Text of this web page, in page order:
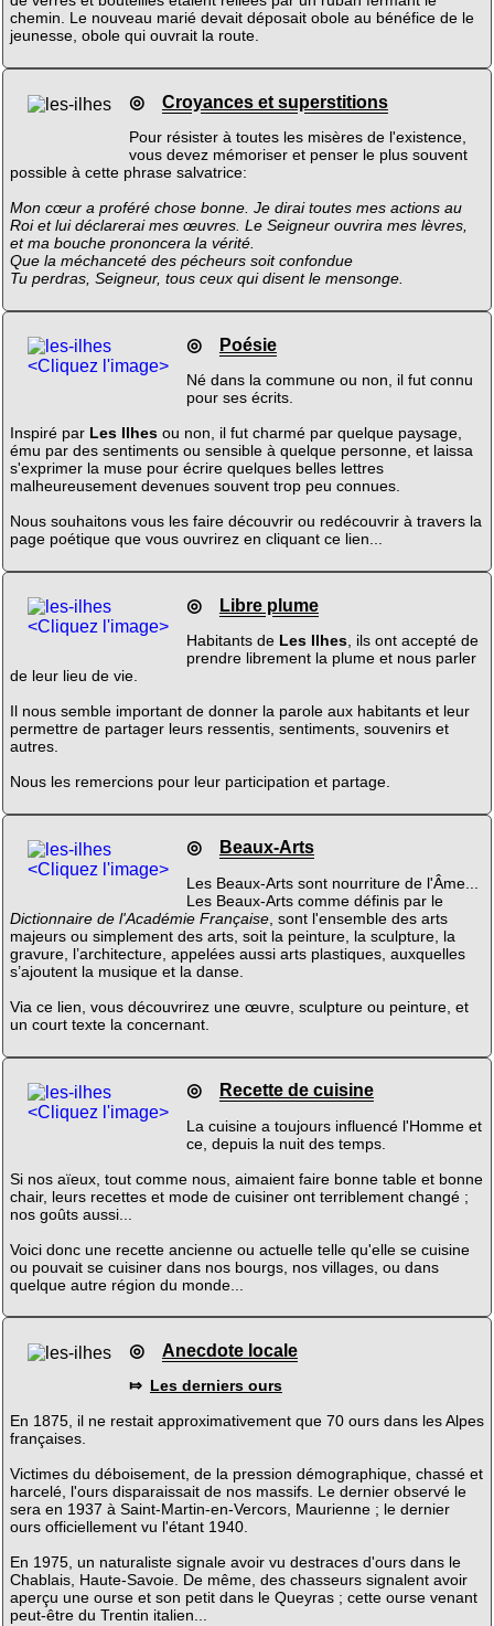
chemin. Le nouveau marié devait déposait obole au bénéfice de le
jeunesse, obole qui ouvrait la route.
◎ Croyances et superstitions
Pour résister à toutes les misères de l'existence,
vous devez mémoriser et penser le plus souvent
possible à cette phrase salvatrice:
Mon cœur a proféré chose bonne. Je dirai toutes mes actions au
Roi et lui déclarerai mes œuvres. Le Seigneur ouvrira mes lèvres,
et ma bouche prononcera la vérité.
Que la méchanceté des pécheurs soit confondue
Tu perdras, Seigneur, tous ceux qui disent le mensonge.
<Cliquez l'image>
◎ Poésie
Né dans la commune ou non, il fut connu
pour ses écrits.
Inspiré par Les Ilhesou non, il fut charmé par quelque paysage,
ému par des sentiments ou sensible à quelque personne, et laissa
s'exprimer la muse pour écrire quelques belles lettres
malheureusement devenues souvent trop peu connues.
Nous souhaitons vous les faire découvrir ou redécouvrir à travers la
page poétique que vous ouvrirez en cliquant ce lien...
<Cliquez l'image>
◎ Libre plume
Habitants de Les Ilhes, ils ont accepté de
prendre librement la plume et nous parler
de leur lieu de vie.
Il nous semble important de donner la parole aux habitants et leur
permettre de partager leurs ressentis, sentiments, souvenirs et
autres.
Nous les remercions pour leur participation et partage.
<Cliquez l'image>
◎ Beaux-Arts
Les Beaux-Arts sont nourriture de l'Âme...
Les Beaux-Arts comme définis par le
Dictionnaire de l'Académie Française, sont l'ensemble des arts
majeurs ou simplement des arts, soit la peinture, la sculpture, la
gravure, l’architecture, appelées aussi arts plastiques, auxquelles
s’ajoutent la musique et la danse.
Via ce lien, vous découvrirez une œuvre, sculpture ou peinture, et
un court texte la concernant.
<Cliquez l'image>
◎ Recette de cuisine
La cuisine a toujours influencé l'Homme et
ce, depuis la nuit des temps.
Si nos aïeux, tout comme nous, aimaient faire bonne table et bonne
chair, leurs recettes et mode de cuisiner ont terriblement changé ;
nos goûts aussi...
Voici donc une recette ancienne ou actuelle telle qu'elle se cuisine
ou pouvait se cuisiner dans nos bourgs, nos villages, ou dans
quelque autre région du monde...
◎ Anecdote locale
⤇ Les derniers ours
En 1875, il ne restait approximativement que 70 ours dans les Alpes
françaises.
Victimes du déboisement, de la pression démographique, chassé et
harcelé, l'ours disparaissait de nos massifs. Le dernier observé le
sera en 1937 à Saint-Martin-en-Vercors, Maurienne ; le dernier
ours officiellement vu l'étant 1940.
En 1975, un naturaliste signale avoir vu destraces d'ours dans le
Chablais, Haute-Savoie. De même, des chasseurs signalent avoir
aperçu une ourse et son petit dans le Queyras ; cette ourse venant
peut-être du Trentin italien...